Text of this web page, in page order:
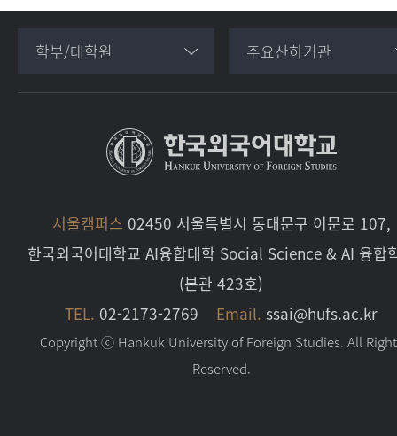
학부/대학원 주요산하기관
서울캠퍼스 02450 서울특별시 동대문구 이문로 107,
한국외국어대학교 AI융합대학 Social Science & AI 융합
(본관 423호)
TEL. 02-2173-2769 Email. ssai@hufs.ac.kr
Copyright ⓒ Hankuk University of Foreign Studies. All
Reserved.